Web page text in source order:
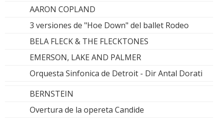
AARON COPLAND
3 versiones de "Hoe Down" del ballet Rodeo
BELA FLECK & THE FLECKTONES
EMERSON, LAKE AND PALMER
Orquesta Sinfonica de Detroit - Dir Antal Dorati
BERNSTEIN
Overtura de la opereta Candide